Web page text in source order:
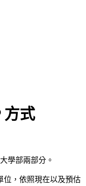
方式
學部兩部分。
位，依照現在以及預估